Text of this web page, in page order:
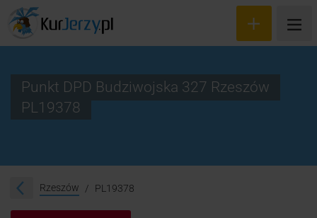
Śledzenie przesyłki
Punkt DPD Budziwojska 327 Rzeszów
PL19378
Rzeszów PL19378